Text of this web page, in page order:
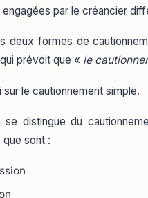
par le créancier
deux formes de
prévoit que « le
le cautionnement simple.
se distingue du
sont :